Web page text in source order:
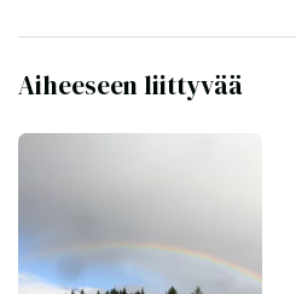
Aiheeseen liittyvää